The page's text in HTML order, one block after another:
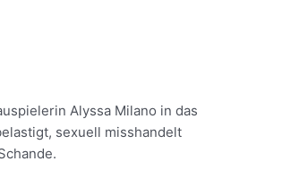
Alyssa Milano in das
sexuell misshandelt